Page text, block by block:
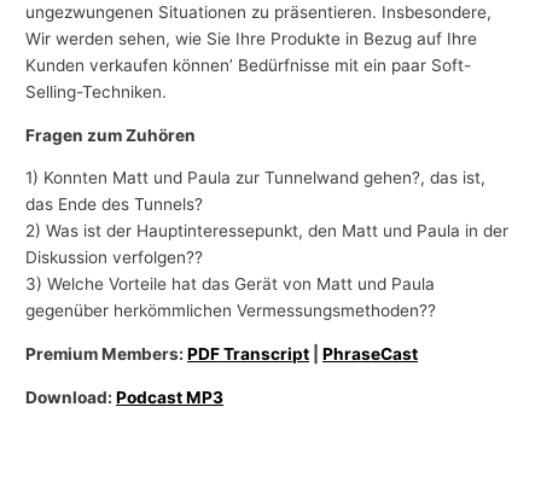
ungezwungenen Situationen zu präsentieren. Insbesondere,
Wir werden sehen, wie Sie Ihre Produkte in Bezug auf Ihre
Kunden verkaufen können’ Bedürfnisse mit ein paar Soft-
Selling-Techniken.
Fragen zum Zuhören
1) Konnten Matt und Paula zur Tunnelwand gehen?, das ist,
das Ende des Tunnels?
2) Was ist der Hauptinteressepunkt, den Matt und Paula in der
Diskussion verfolgen??
3) Welche Vorteile hat das Gerät von Matt und Paula
gegenüber herkömmlichen Vermessungsmethoden??
Premium Members:PDF Transcript |PhraseCast
Download:Podcast MP3